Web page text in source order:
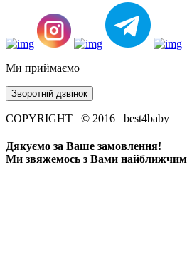
Ми приймаємо
Зворотній дзвінок
COPYRIGHT © 2016 best4baby
Дякуємо за Ваше замовлення!
Ми звяжемось з Вами